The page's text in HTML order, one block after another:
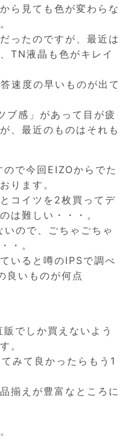
ら見ても色が変わらな
ったのですが、最近は
TN液晶も色がキレイ
速度の早いものが出て
ブ感」があって目が疲
、最近のものはそれも
で今回EIZOからでた
ります。
コイツを2枚買ってデ
は難しい・・・。
ので、ごちゃごちゃ
・。
いると噂のIPSで調べ
良いものが何点
でしか買えないよう
。
みて良かったらもう1
揃えが豊富なところに